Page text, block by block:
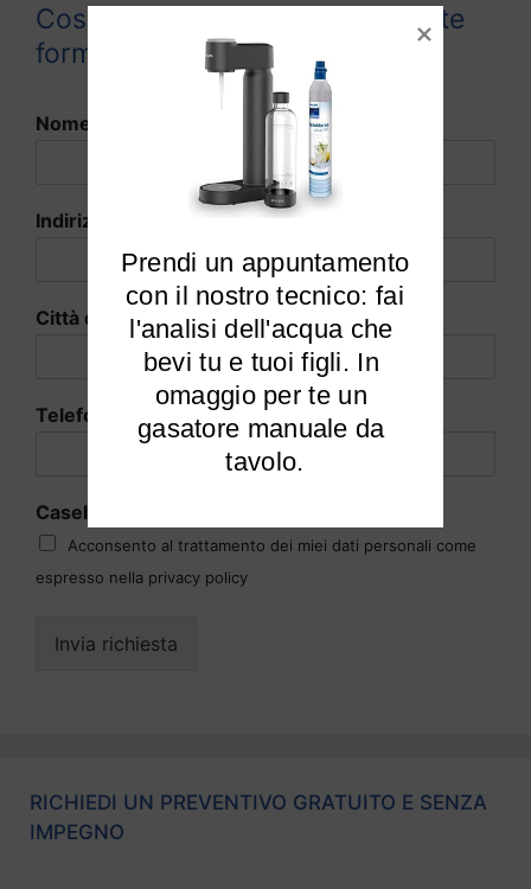
Cosa aspetti? Compila il seguente
form:
Nome e cognome
Indirizzo Email
Città di residenza
Telefono
Caselle di Spunta
Acconsento al trattamento dei miei dati personali come
espresso nella privacy policy
Invia richiesta
RICHIEDI UN PREVENTIVO GRATUITO E SENZA
IMPEGNO
Prendi un appuntamento
l'analisi dell'acqua che
bevi tu e tuoi figli. In
omaggio per te un
gasatore manuale da
tavolo.